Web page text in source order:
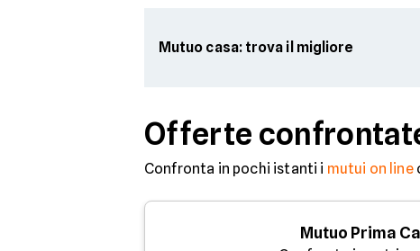
Mutuo casa: trova il migliore
Offerte
Confronta in pochi istanti i mutui on line
Mutuo Prima